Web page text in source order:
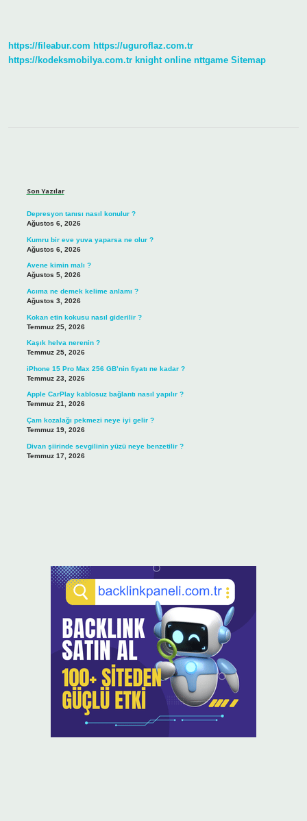
Anlama
https://fileabur.com https://uguroflaz.com.tr
https://kodeksmobilya.com.tr knight online nttgame Sitemap
Son Yazılar
Depresyon tanısı nasıl konulur ?
Ağustos 6, 2026
Kumru bir eve yuva yaparsa ne olur ?
Ağustos 6, 2026
Avene kimin malı ?
Ağustos 5, 2026
Acıma ne demek kelime anlamı ?
Ağustos 3, 2026
Kokan etin kokusu nasıl giderilir ?
Temmuz 25, 2026
Kaşık helva nerenin ?
Temmuz 25, 2026
iPhone 15 Pro Max 256 GB’nin fiyatı ne kadar ?
Temmuz 23, 2026
Apple CarPlay kablosuz bağlantı nasıl yapılır ?
Temmuz 21, 2026
Çam kozalağı pekmezi neye iyi gelir ?
Temmuz 19, 2026
Divan şiirinde sevgilinin yüzü neye benzetilir ?
Temmuz 17, 2026